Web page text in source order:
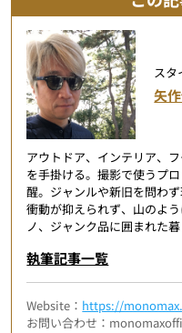
スタ
矢
アウトドア、インテリア、
を手掛ける。撮影で使うプ
醒。ジャンルや新旧を問わ
衝動が抑えられず、山のよ
ノ、ジャンク品に囲まれた暮
執筆記事一覧
Website： https://
お問い合わせ：